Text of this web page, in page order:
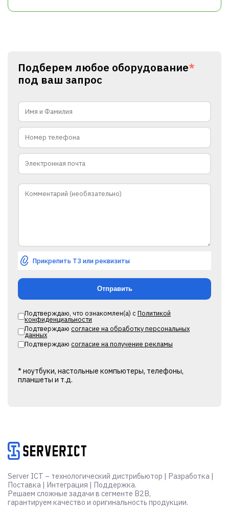
Подберем любое оборудование*
под ваш запрос
Прикрепить ТЗ или реквизиты
Подтверждаю, что ознакомлен(а) сПолитикой
конфиденциальности
Подтверждаю согласие на обработку персональных
данных
Подтверждаю согласие на получение рекламы
* ноутбуки, настольные компьютеры, телефоны,
планшеты и т.д.
Server ICT – технологический дистрибьютор | Разработка |
Поставка | Интеграция | Поддержка.
Решаем сложные задачи в сегменте B2B,
гарантируем качество и оригинальность продукции.